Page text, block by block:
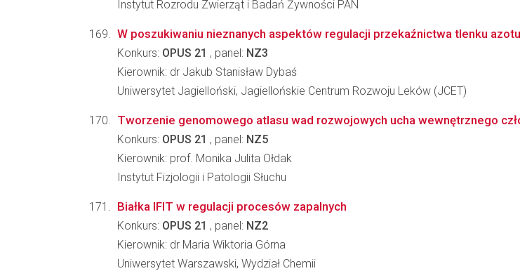
Instytut Rozrodu Zwierząt i Badań Żywności PAN
W poszukiwaniu nieznanych aspektów regulacji przekaźnictwa tlenku
Konkurs: OPUS 21 , panel: NZ3
Kierownik: dr Jakub Stanisław Dybaś
Uniwersytet Jagielloński, Jagiellońskie Centrum Rozwoju Leków (JCET)
Tworzenie genomowego atlasu wad rozwojowych ucha wewnętrznego
Konkurs: OPUS 21 , panel: NZ5
Kierownik: prof. Monika Julita Ołdak
Instytut Fizjologii i Patologii Słuchu
Białka IFIT w regulacji procesów zapalnych
Konkurs: OPUS 21 , panel: NZ2
Kierownik: dr Maria Wiktoria Górna
Uniwersytet Warszawski, Wydział Chemii